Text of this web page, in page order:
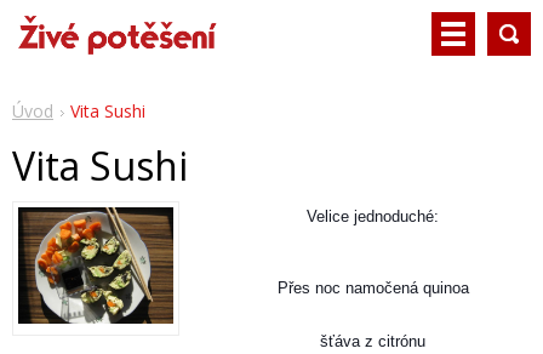
Úvod Vita Sushi
Vita Sushi
Velice jednoduché:
Přes noc namočená quinoa
šťáva z citrónu